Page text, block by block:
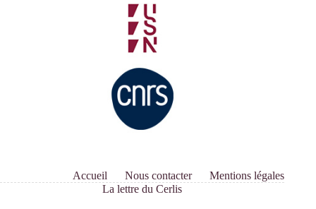
Accueil Nous contacter
Mentions légales
La lettre du Cerlis